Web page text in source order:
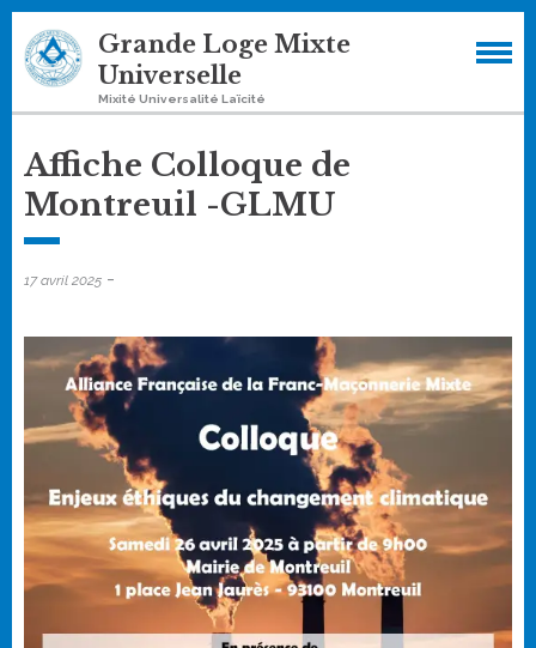
Skip
to
content
Grande Loge Mixte
Universelle
Mixité Universalité Laïcité
Affiche Colloque de
Montreuil -GLMU
17 avril 2025 -